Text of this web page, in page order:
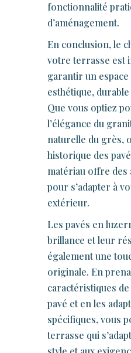
fonctionnalité
d’aménagement.
En conclusion, le
votre terrasse est
garantir un
esthétique,
Que vous optiez
l’élégance du
naturelle du grès,
historique des
matériau offre des
pour s’adapter à
extérieur.
Les pavés en
brillance et leur
également une
originale. En
caractéristiques de
pavé et en les
spécifiques, vous
terrasse qui